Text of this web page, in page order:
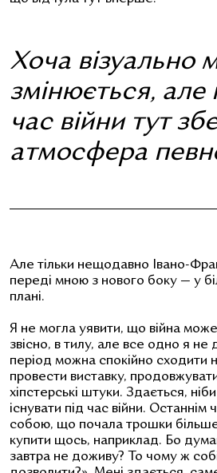
Хоча візуально
змінюється, але
час війни тут
атмосфера
Але тільки нещодавно Івано-
переді мною з нового боку — у
плані.
Я не могла уявити, що війна
звісно, в тилу, але все одно я
період можна спокійно сходити
провести виставку, продовжувати
хіпстерські штуки. Здається,
існувати під час війни. Останнім
собою, що почала трошки
купити щось, наприклад. Бо
завтра не доживу? То чому ж